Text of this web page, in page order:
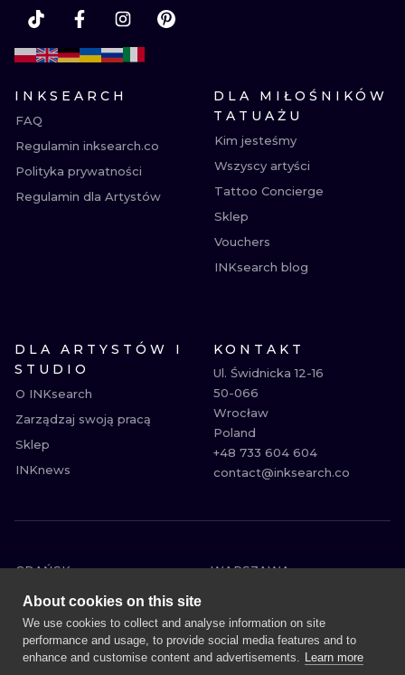
INKSEARCH
FAQ
Regulamin inksearch.co
Polityka prywatności
Regulamin dla Artystów
DLA MIŁOŚNIKÓW
TATUAŻU
Kim jesteśmy
Wszyscy artyści
Tattoo Concierge
Sklep
Vouchers
INKsearch blog
DLA ARTYSTÓW I
STUDIO
O INKsearch
Zarządzaj swoją pracą
Sklep
INKnews
KONTAKT
Ul. Świdnicka 12-16
50-066
Wrocław
Poland
+48 733 604 604
contact@inksearch.co
GDAŃSK
WARSZAWA
POZNAŃ
KATOWICE
WROCŁAW
ŁÓDŹ
BERLIN
About cookies on this site
We use cookies to collect and analyse information on site
performance and usage, to provide social media features and to
enhance and customise content and advertisements. Learn more